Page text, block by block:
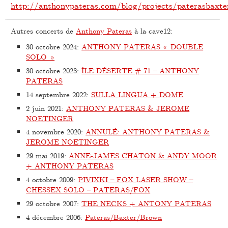
http://anthonypateras.com/blog/projects/
Autres concerts de Anthony Pateras à la cave12:
30 octobre 2024:ANTHONY PATERAS « DOUBLE
SOLO »
30 octobre 2023:ÎLE DÉSERTE # 71 – ANTHONY
PATERAS
14 septembre 2022:SULLA LINGUA + DOME
2 juin 2021: ANTHONY PATERAS & JEROME
NOETINGER
4 novembre 2020:ANNULÉ: ANTHONY PATERAS &
JEROME NOETINGER
29 mai 2019:ANNE-JAMES CHATON & ANDY MOOR
+ ANTHONY PATERAS
4 octobre 2009:PIVIXKI – FOX LASER SHOW –
CHESSEX SOLO – PATERAS/FOX
29 octobre 2007:THE NECKS + ANTONY PATERAS
4 décembre 2006:Pateras/Baxter/Brown